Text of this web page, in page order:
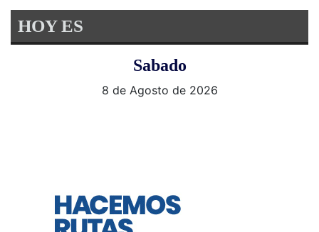
HOY ES
Sabado
8 de Agosto de 2026